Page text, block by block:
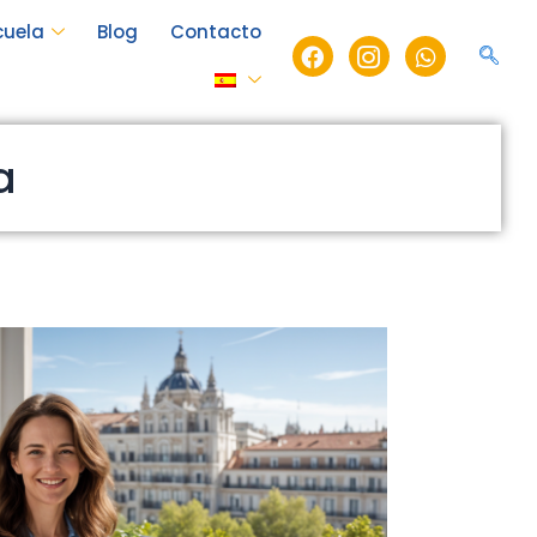
Blog Contacto
Facebook
Icon-
instagram-
Whatsapp